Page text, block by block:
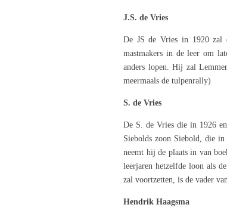
J.S. de Vries
De JS de Vries in 1920
mastmakers in de leer om
anders lopen. Hij zal
meermaals de tulpenrally)
S. de Vries
De S. de Vries die in 1926
Siebolds zoon Siebold, die
neemt hij de plaats in van
leerjaren hetzelfde loon als
zal voortzetten, is de vader
Hendrik Haagsma